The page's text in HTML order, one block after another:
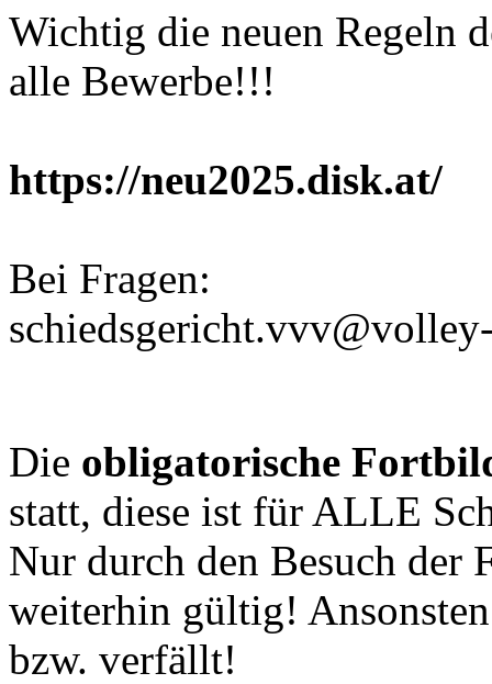
Wichtig die neuen Regeln
alle Bewerbe!!!
https://neu2025.disk.at/
Bei Fragen:
Die obligatorische
statt, diese ist für ALLE
Nur durch den Besuch
weiterhin gültig!
bzw. verfällt!